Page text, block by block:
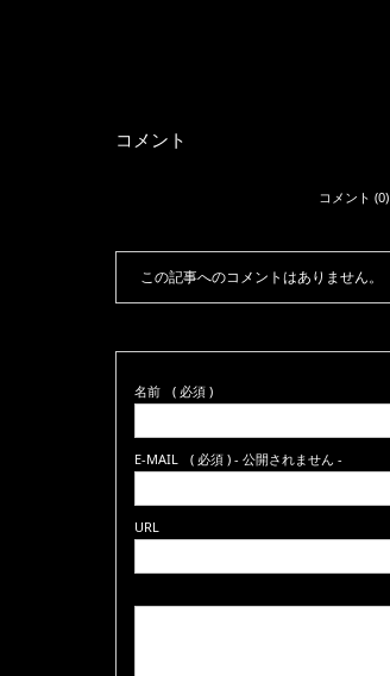
コメント
コメント (0)
この記事へのコメントはありません。
名前 ( 必須 )
E-MAIL ( 必須 ) - 公開されません -
URL